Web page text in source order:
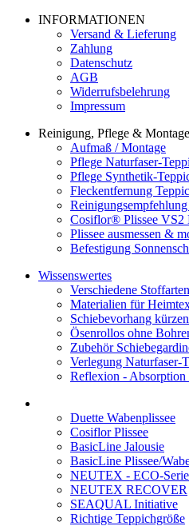
INFORMATIONEN
Versand & Lieferung
Zahlung
Datenschutz
AGB
Widerrufsbelehrung
Impressum
Reinigung, Pflege & Montage
Aufmaß / Montage
Pflege Naturfaser-
Pflege Synthetik-
Fleckentfernung
Reinigungsempfehlung
Cosiflor® Plissee VS2
Plissee ausmessen &
Befestigung
Wissenswertes
Verschiedene Stoffarten
Materialien für
Schiebevorhang kürzen
Ösenrollos ohne
Zubehör
Verlegung Naturfaser-
Reflexion - Absorption
Duette Wabenplissee
Cosiflor Plissee
BasicLine Jalousie
BasicLine Plissee/
NEUTEX - ECO-Serie
NEUTEX RECOVER
SEAQUAL Initiative
Richtige Teppichgröße